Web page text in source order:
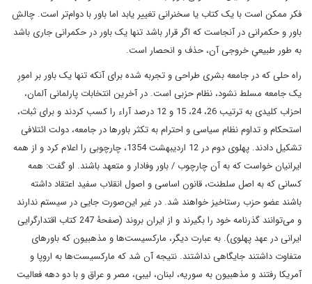
فکر ممکن است با یک کتاب یا سخنرانی تغییر یابد اما باور با دوام‌تر است. چالشِ
باور و حکمرانی در آنجاست که اگر قرار باشد تنها یک باور در حکمرانی جاری باشد
به طور طبیعیِ خروجی آن، حذف و انحصار است.
راه حلی که در جامعه بشری طراحی و تجربه شده برای آنکه تنها یک باور بر امورِ
یک جامعه مسلط نشود، نظام حزبی است. در آخرین انتخابات پارلمانی آلمان،
احزاب کلیدی به ترتیب 26، 24، 15 و 12 درصد آراء را کسب کردند و برای ثبات،
استحکام و تداوم نظام سیاسی و احترام به تکثر باورها در جامعه، دولت ائتلافی
تشکیل دادند. پهلوی دوم در 12 اردیبهشت 1354، چارچوبی را اعلام کرد و از همه
ایرانیان خواست که به آن چارچوب / باور وفادار و متعهد باشند. او گفت: همه
کسانی که به اصل سلطنت، قانون اساسی و اصول انقلاب سفید اعتقاد داشته
باشند عضو حزب رستاخیز خواهند شد. در غیر این‌صورت جایی در سیستم ندارند
و می‌توانند گذرنامه خود را بگیرند و از ایران بروند (صفحۀ 247 کتاب اقتدارگرایی
ایرانی در عهد پهلوی). به عبارت دیگر، مارکسیست‌ها و مذهبیون که باورهای
متفاوت داشتند جایگاهی نداشتند. نتیجه آن شد که مارکسیست‌ها به اروپا و
آمریکا رفتند و مذهبیون به سوریه، لبنان، لیبی، مصر و عراق و با دو دهه فعالیت